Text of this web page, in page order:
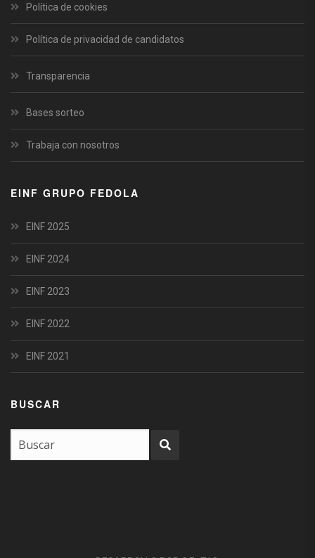
Política de cookies
Política de privacidad de candidatos
Transparencia
Bases sorteo
Trabaja con nosotros
EINF GRUPO FEDOLA
EINF 2025
EINF 2024
EINF 2023
EINF 2022
EINF 2021
BUSCAR